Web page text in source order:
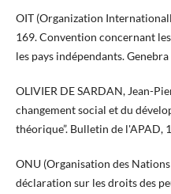
OIT (Organization
169. Convention concernant
les pays indépendants. Genebra
OLIVIER DE SARDAN, Jean-
changement social et du
théorique”. Bulletin de l'APAD,
ONU (Organisation des
déclaration sur les droits des